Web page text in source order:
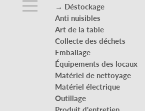
→ Déstockage
Anti nuisibles
Art de la table
Collecte des déchets
Emballage
Équipements des locaux
Matériel de nettoyage
Matériel électrique
Outillage